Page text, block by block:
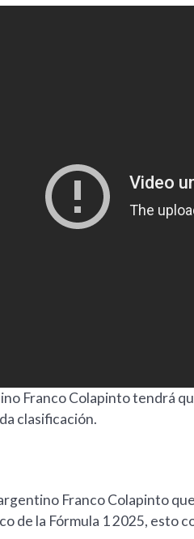
Franco Colapinto tendrá
clasificación.
Franco Colapinto
de la Fórmula 1 2025, esto